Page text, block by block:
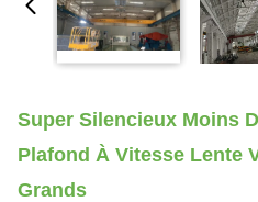
Super Silencieux Moins
Plafond À Vitesse Lente
Grands